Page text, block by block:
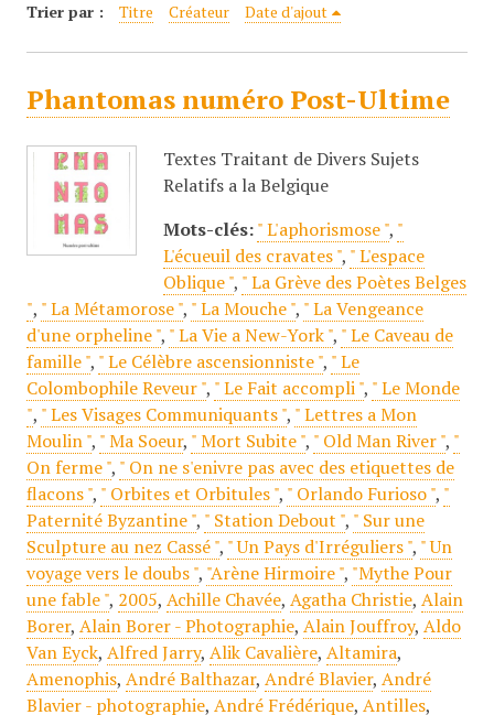
Trier par : Titre Créateur Date d'ajout
Phantomas numéro Post-Ultime
Textes Traitant de Divers Sujets
Relatifs a la Belgique
Mots-clés: " L'aphorismose ", "
L'écueuil des cravates ", " L'espace
Oblique ", " La Grève des Poètes Belges
", " La Métamorose ", " La Mouche ", " La Vengeance
d'une orpheline ", " La Vie a New-York ", " Le Caveau de
famille ", " Le Célèbre ascensionniste ", " Le
Colombophile Reveur ", " Le Fait accompli ", " Le Monde
", " Les Visages Communiquants ", " Lettres a Mon
Moulin ", " Ma Soeur, " Mort Subite ", " Old Man River ", "
On ferme ", " On ne s'enivre pas avec des etiquettes de
flacons ", " Orbites et Orbitules ", " Orlando Furioso ", "
Paternité Byzantine ", " Station Debout ", " Sur une
Sculpture au nez Cassé ", " Un Pays d'Irréguliers ", " Un
voyage vers le doubs ", "Arène Hirmoire ", "Mythe Pour
une fable ", 2005, Achille Chavée, Agatha Christie, Alain
Borer, Alain Borer - Photographie, Alain Jouffroy, Aldo
Van Eyck, Alfred Jarry, Alik Cavalière, Altamira,
Amenophis, André Balthazar, André Blavier, André
Blavier - photographie, André Frédérique, Antilles,